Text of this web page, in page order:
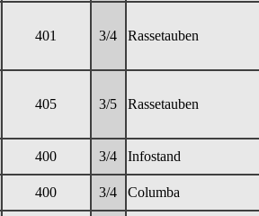
401 3/4 Rassetauben
405 3/5 Rassetauben
400 3/4
Infostand
400 3/4
Columba